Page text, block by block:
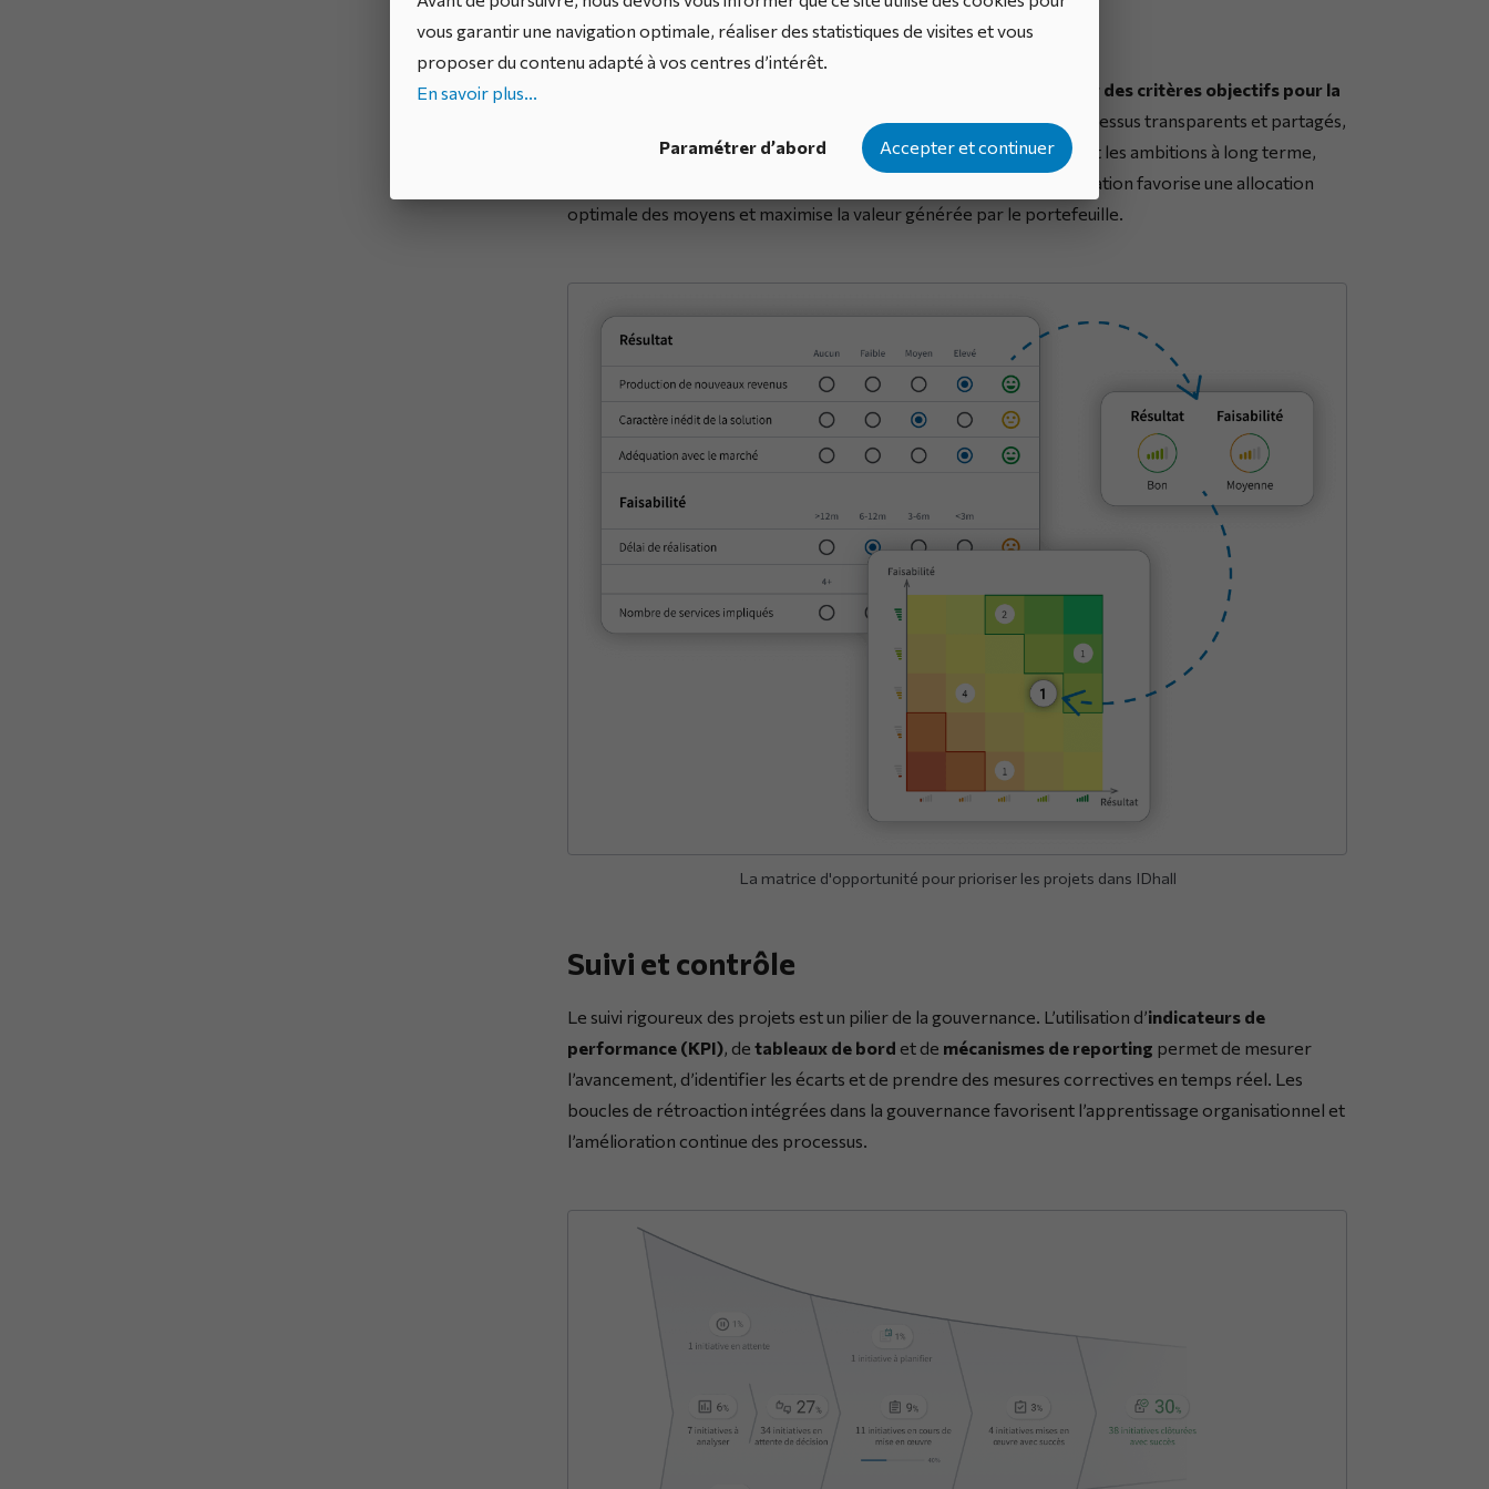
vous garantir une navigation optimale, réaliser des statistiques de visites et vous
proposer du contenu adapté à vos centres d’intérêt.
En savoir plus...
Paramétrer d’abord Accepter et continuer
Priorisation des projets
capacité à établir des critères objectifs pour la
sélection et la priorisation des projets. En s’appuyant sur des processus transparents et partagés,
la gouvernance permet d’arbitrer entre les besoins à court terme et les ambitions à long terme,
tout en tenant compte des contraintes de ressources. Cette priorisation favorise une allocation
optimale des moyens et maximise la valeur générée par le portefeuille.
La matrice d'opportunité pour prioriser les projets dans IDhall
Suivi et contrôle
Le suivi rigoureux des projets est un pilier de la gouvernance. L’utilisation d’indicateurs de
performance (KPI), de tableaux de bord et de mécanismes de reporting permet de mesurer
l’avancement, d’identifier les écarts et de prendre des mesures correctives en temps réel. Les
boucles de rétroaction intégrées dans la gouvernance favorisent l’apprentissage organisationnel et
l’amélioration continue des processus.